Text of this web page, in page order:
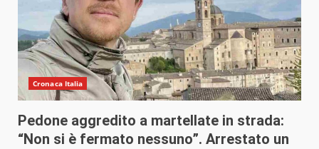
Cronaca Italia
Pedone aggredito a martellate in strada:
“Non si è fermato nessuno”. Arrestato un